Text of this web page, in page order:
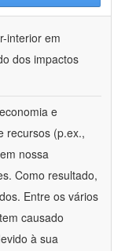
interior em
dos impactos
e
recursos (p.ex.,
nossa
Como resultado,
Entre os vários
causado
à sua